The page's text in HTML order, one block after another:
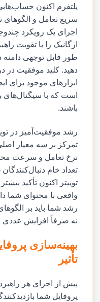
پلتفرم اکنون
سریع تعامل و الگوهای
اجرای یک رویکرد
ارگانیک را با تقویت
طور قابل توجهی
دهید. کلید موفقیت در
ابزارهای موجود برای
است که با سیگنال‌های
باشند.
تمرکز بر سه معیار
نرخ تعامل و سرعت
تعداد خام
توییتر اکنون تأکید
واقعی با محتوای شما
رشد شما باید بر
نه صرفاً افزایش عددی
بهینه‌سازی
تأثیر
پیش از اجرای هر
پروفایل شما